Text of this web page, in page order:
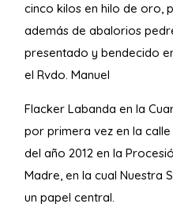
cinco kilos en hilo de oro,
además de abalorios
presentado y bendecido
el Rvdo. Manuel
Flacker Labanda en la
por primera vez en la
del año 2012 en la
Madre, en la cual Nuestra
un papel central.